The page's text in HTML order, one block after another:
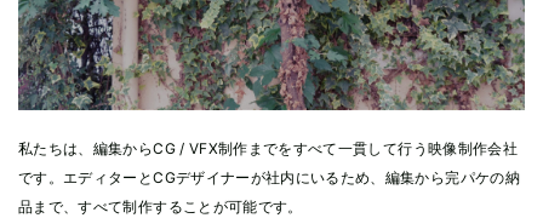
私たちは、編集からCG / VFX制作までをすべて一貫して行う映像制作会社
です。エディターとCGデザイナーが社内にいるため、編集から完パケの納
品まで、すべて制作することが可能です。